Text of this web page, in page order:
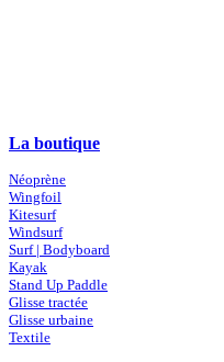
La boutique
Néoprène
Wingfoil
Kitesurf
Windsurf
Surf | Bodyboard
Kayak
Stand Up Paddle
Glisse tractée
Glisse urbaine
Textile